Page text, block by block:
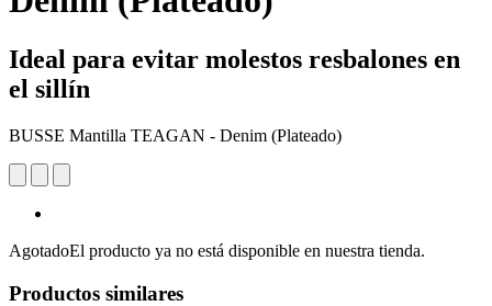
Ideal para evitar molestos resbalones en
el sillín
BUSSE Mantilla TEAGAN - Denim (Plateado)
AgotadoEl producto ya no está disponible en nuestra tienda.
Productos similares